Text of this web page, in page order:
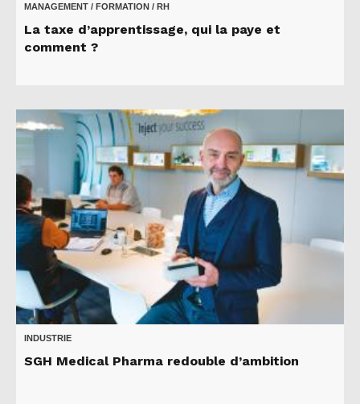
MANAGEMENT / FORMATION / RH
La taxe d’apprentissage, qui la paye et
comment ?
INDUSTRIE
SGH Medical Pharma redouble d’ambition